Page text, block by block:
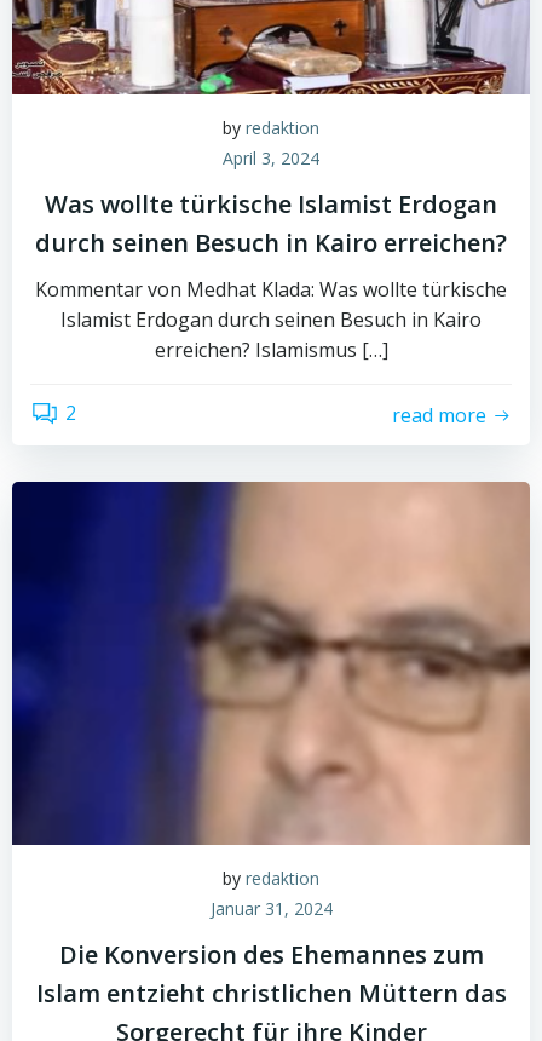
by redaktion
April 3, 2024
Was wollte türkische Islamist Erdogan
durch seinen Besuch in Kairo erreichen?
Kommentar von Medhat Klada: Was wollte türkische
Islamist Erdogan durch seinen Besuch in Kairo
erreichen? Islamismus […]
2 read more
by redaktion
Januar 31, 2024
Die Konversion des Ehemannes zum
Islam entzieht christlichen Müttern das
Sorgerecht für ihre Kinder